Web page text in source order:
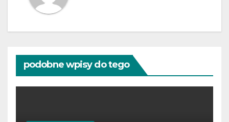
podobne wpisy do tego